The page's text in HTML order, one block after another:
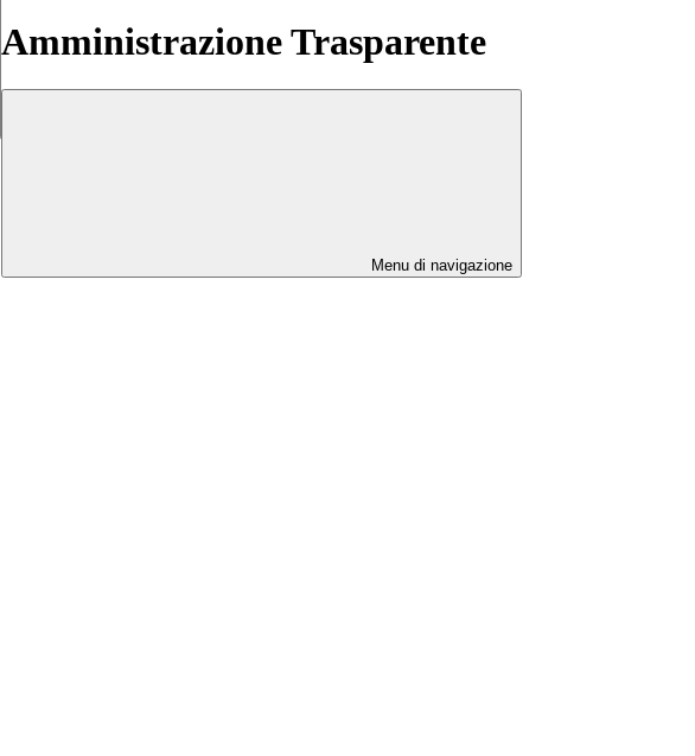
Amministrazione Trasparente
Menu di navigazione